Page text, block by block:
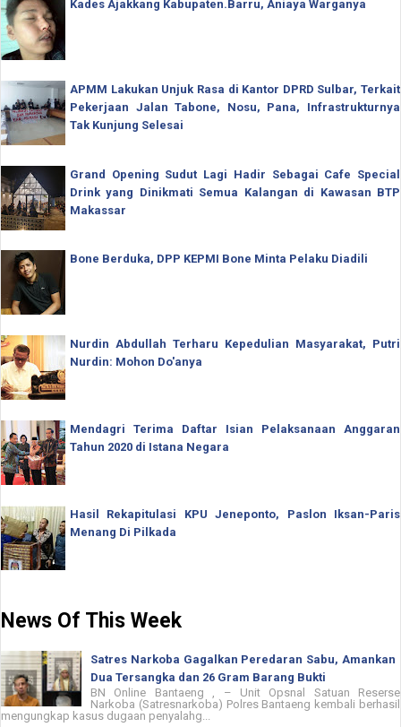
Kades Ajakkang Kabupaten.Barru, Aniaya Warganya
APMM Lakukan Unjuk Rasa di Kantor DPRD Sulbar, Terkait
Pekerjaan Jalan Tabone, Nosu, Pana, Infrastrukturnya
Tak Kunjung Selesai
Grand Opening Sudut Lagi Hadir Sebagai Cafe Special
Drink yang Dinikmati Semua Kalangan di Kawasan BTP
Makassar
Bone Berduka, DPP KEPMI Bone Minta Pelaku Diadili
Nurdin Abdullah Terharu Kepedulian Masyarakat, Putri
Nurdin: Mohon Do'anya
Mendagri Terima Daftar Isian Pelaksanaan Anggaran
Tahun 2020 di Istana Negara
Hasil Rekapitulasi KPU Jeneponto, Paslon Iksan-Paris
Menang Di Pilkada
News Of This Week
Satres Narkoba Gagalkan Peredaran Sabu, Amankan
Dua Tersangka dan 26 Gram Barang Bukti
BN Online Bantaeng , – Unit Opsnal Satuan Reserse
Narkoba (Satresnarkoba) Polres Bantaeng kembali berhasil
mengungkap kasus dugaan penyalahg...